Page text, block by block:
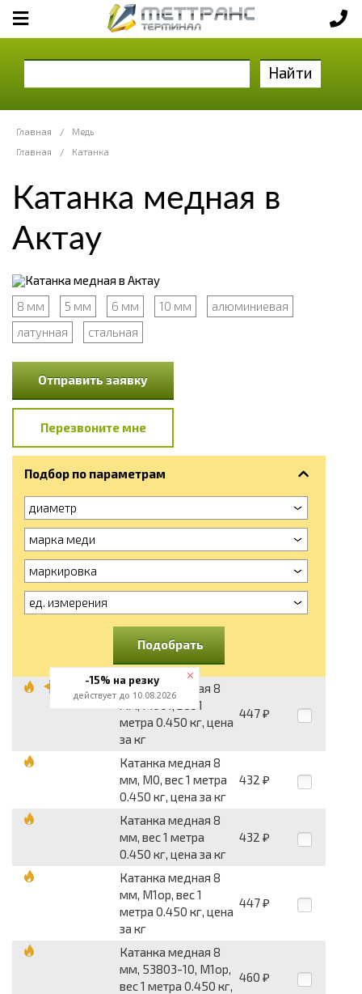
Найти
Главная /
Медь
Главная
/ Катанка
Катанка медная в
Актау
8 мм 5 мм 6 мм 10 мм
алюминиевая
латунная
стальная
Отправить заявку
Перезвоните мне
Подбор по параметрам
диаметр
марка меди
маркировка
ед. измерения
Подобрать
Катанка медная 8
мм, М001, вес 1
метра 0.450 кг, цена
за кг
447 ₽
Катанка медная 8
мм, М0, вес 1 метра
0.450 кг, цена за кг
432 ₽
Катанка медная 8
мм, вес 1 метра
0.450 кг, цена за кг
432 ₽
Катанка медная 8
мм, М1ор, вес 1
метра 0.450 кг, цена
за кг
447 ₽
Катанка медная 8
мм, 53803-10, М1ор,
вес 1 метра 0.450 кг,
460 ₽
-15% на резку
действует до 10.08.2026